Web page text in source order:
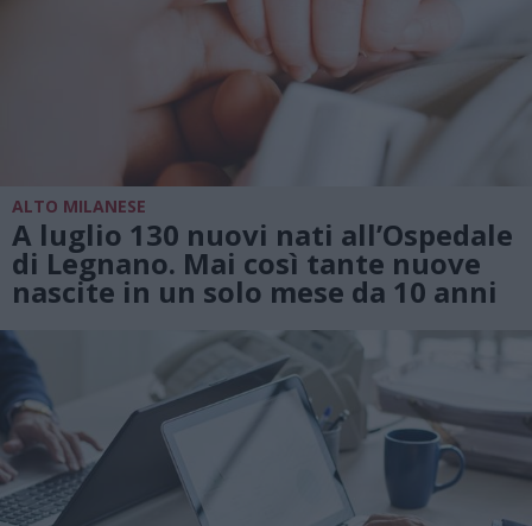
ALTO MILANESE
A luglio 130 nuovi nati all’Ospedale
di Legnano. Mai così tante nuove
nascite in un solo mese da 10 anni